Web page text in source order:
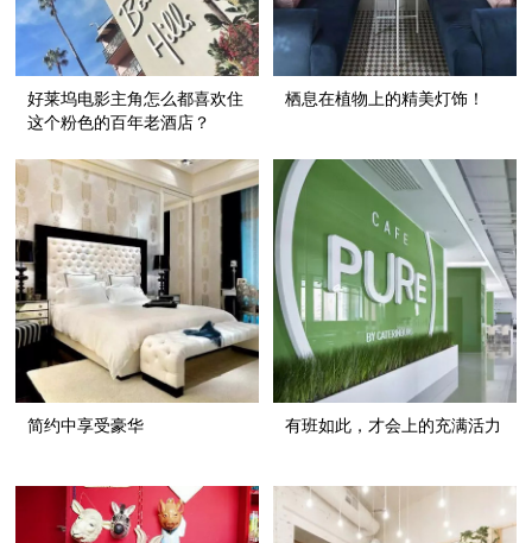
好莱坞电影主角怎么都喜欢住
这个粉色的百年老酒店？
栖息在植物上的精美灯饰！
简约中享受豪华 有班如此，才会上的充满活力